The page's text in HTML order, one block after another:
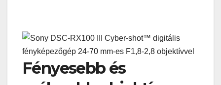
Fényesebb és